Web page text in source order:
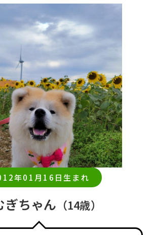
年01月16日生まれ
ぎちゃん （14歳）